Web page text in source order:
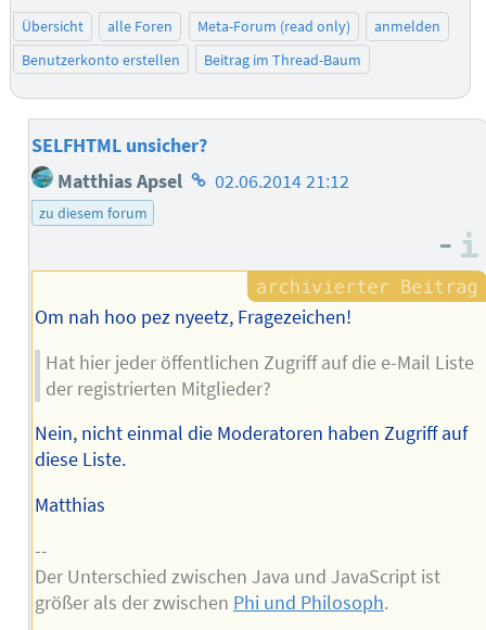
Übersicht alle Foren Meta-Forum (read only)
anmelden
Benutzerkonto erstellen
Beitrag im Thread-Baum
SELFHTML unsicher?
Matthias Apsel Homepage
02.06.2014 21:12
zu diesem forum
–
Om nah hoo pez nyeetz, Fragezeichen!
Hat hier jeder öffentlichen Zugriff auf die e-Mail Liste
der registrierten Mitglieder?
Nein, nicht einmal die Moderatoren haben Zugriff auf
diese Liste.
Matthias
--
Der Unterschied zwischen Java und JavaScript ist
größer als der zwischen Phi und Philosoph.